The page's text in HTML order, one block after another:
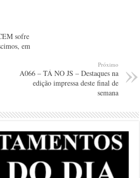
sofre
em
Próximo
A066 – TÁ NO JS – Destaques na
edição impressa deste final de
semana